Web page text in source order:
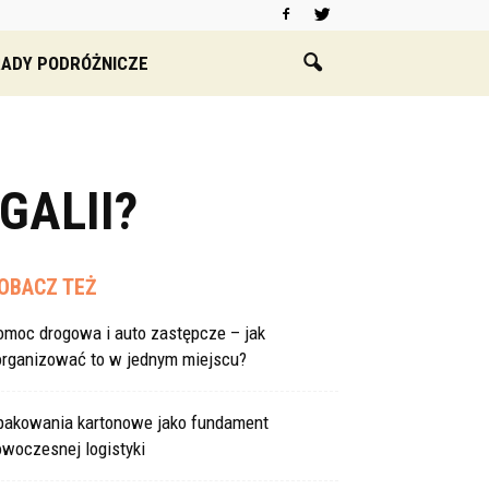
PODRÓŻNICZE
TEŻ
drogowa i auto zastępcze – jak
to w jednym miejscu?
kartonowe jako fundament
logistyki